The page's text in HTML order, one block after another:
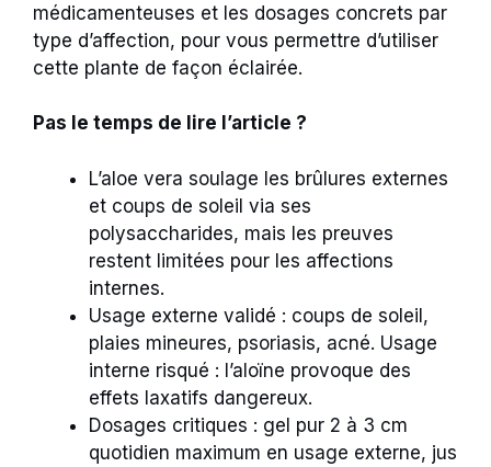
médicamenteuses et les dosages concrets par
type d’affection, pour vous permettre d’utiliser
cette plante de façon éclairée.
Pas le temps de lire l’article ?
L’aloe vera soulage les brûlures externes
et coups de soleil via ses
polysaccharides, mais les preuves
restent limitées pour les affections
internes.
Usage externe validé : coups de soleil,
plaies mineures, psoriasis, acné. Usage
interne risqué : l’aloïne provoque des
effets laxatifs dangereux.
Dosages critiques : gel pur 2 à 3 cm
quotidien maximum en usage externe, jus